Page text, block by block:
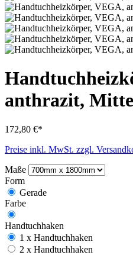
anthrazit,
172,80 €*
Preise inkl. MwSt. zzgl.
Maße
Form
Gerade
Farbe
Handtuchhaken
1 x Handtuchhaken
2 x Handtuchhaken